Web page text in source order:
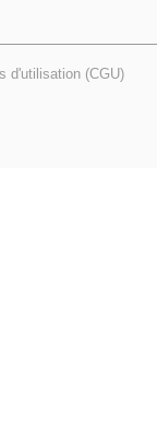
d'utilisation (CGU)